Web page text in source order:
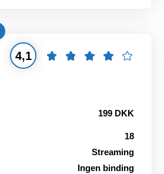
4,1
199 DKK
18
Streaming
Ingen binding